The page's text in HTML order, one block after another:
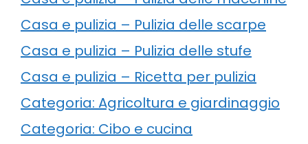
Casa e pulizia – Pulizia delle scarpe
Casa e pulizia – Pulizia delle stufe
Casa e pulizia – Ricetta per pulizia
Categoria: Agricoltura e giardinaggio
Categoria: Cibo e cucina